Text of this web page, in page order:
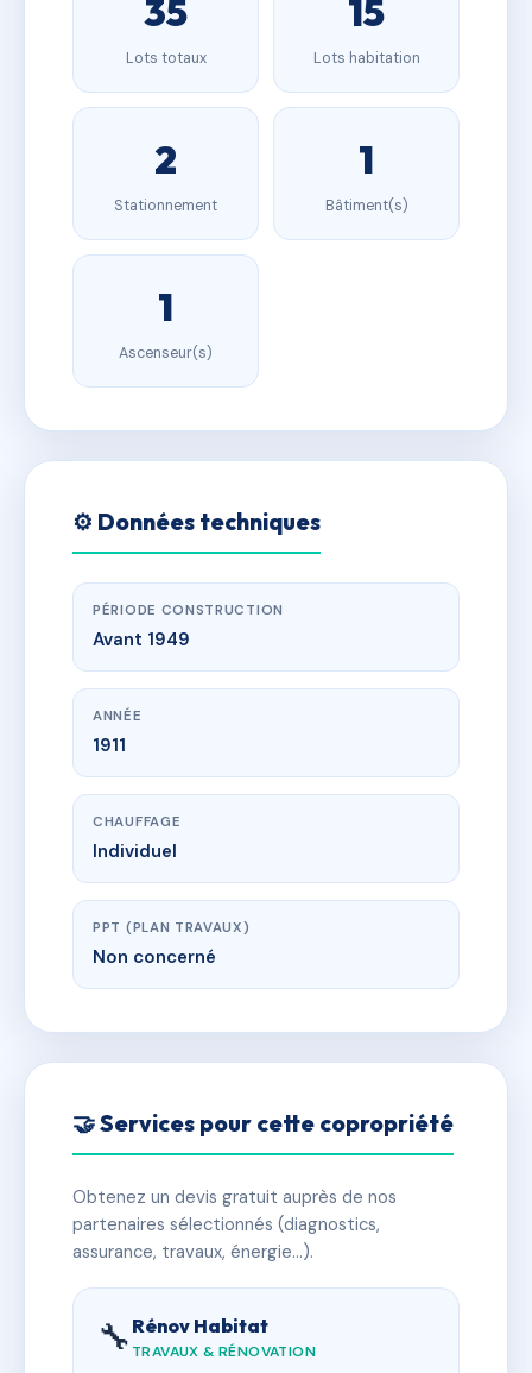
35
Lots totaux
15
Lots habitation
2
Stationnement
1
Bâtiment(s)
1
Ascenseur(s)
⚙️ Données techniques
PÉRIODE CONSTRUCTION
Avant 1949
ANNÉE
1911
CHAUFFAGE
Individuel
PPT (PLAN TRAVAUX)
Non concerné
🤝 Services pour cette copropriété
Obtenez un devis gratuit auprès de nos
partenaires sélectionnés (diagnostics,
assurance, travaux, énergie…).
🔧 Rénov Habitat
TRAVAUX & RÉNOVATION